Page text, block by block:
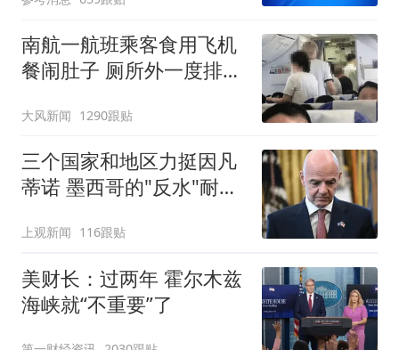
南航一航班乘客食用飞机
餐闹肚子 厕所外一度排长
大风新闻 1290跟贴
三个国家和地区力挺因凡
蒂诺 墨西哥的"反水"耐人
上观新闻 116跟贴
美财长：过两年 霍尔木兹
海峡就“不重要”了